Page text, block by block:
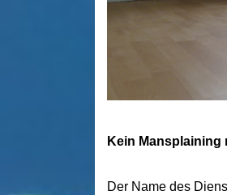
Kein Mansplaining
Der Name des